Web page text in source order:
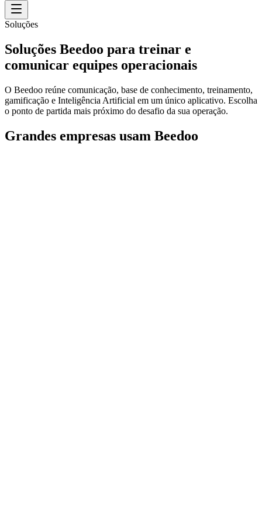
Soluções
Soluções Beedoo para treinar e
comunicar equipes operacionais
O Beedoo reúne comunicação, base de conhecimento, treinamento,
gamificação e Inteligência Artificial em um único aplicativo. Escolha
o ponto de partida mais próximo do desafio da sua operação.
Grandes empresas usam Beedoo